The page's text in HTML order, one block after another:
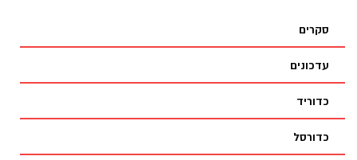
סקרים
עדכונים
כדוריד
כדורסל